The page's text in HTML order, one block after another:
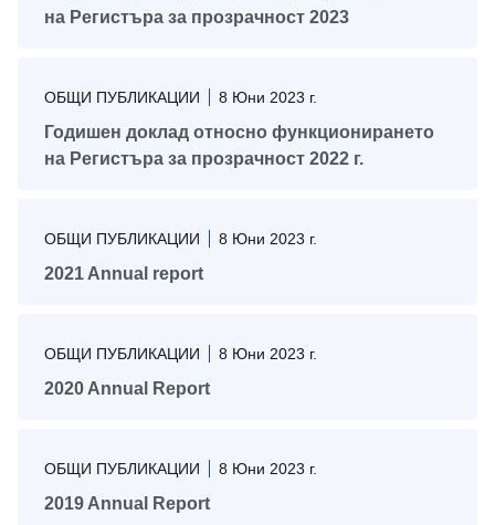
на Регистъра за прозрачност 2023
ОБЩИ ПУБЛИКАЦИИ 8 Юни 2023 г.
Годишен доклад относно функционирането
на Регистъра за прозрачност 2022 г.
ОБЩИ ПУБЛИКАЦИИ 8 Юни 2023 г.
2021 Annual report
ОБЩИ ПУБЛИКАЦИИ 8 Юни 2023 г.
2020 Annual Report
ОБЩИ ПУБЛИКАЦИИ 8 Юни 2023 г.
2019 Annual Report